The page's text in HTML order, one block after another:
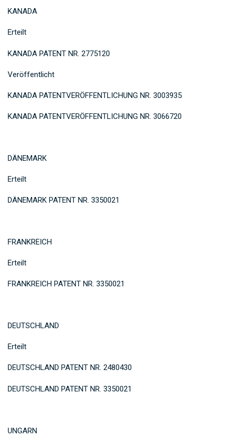
KANADA
Erteilt
KANADA PATENT NR. 2775120
Veröffentlicht
KANADA PATENTVERÖFFENTLICHUNG NR. 3003935
KANADA PATENTVERÖFFENTLICHUNG NR. 3066720
DÄNEMARK
Erteilt
DÄNEMARK PATENT NR. 3350021
FRANKREICH
Erteilt
FRANKREICH PATENT NR. 3350021
DEUTSCHLAND
Erteilt
DEUTSCHLAND PATENT NR. 2480430
DEUTSCHLAND PATENT NR. 3350021
UNGARN